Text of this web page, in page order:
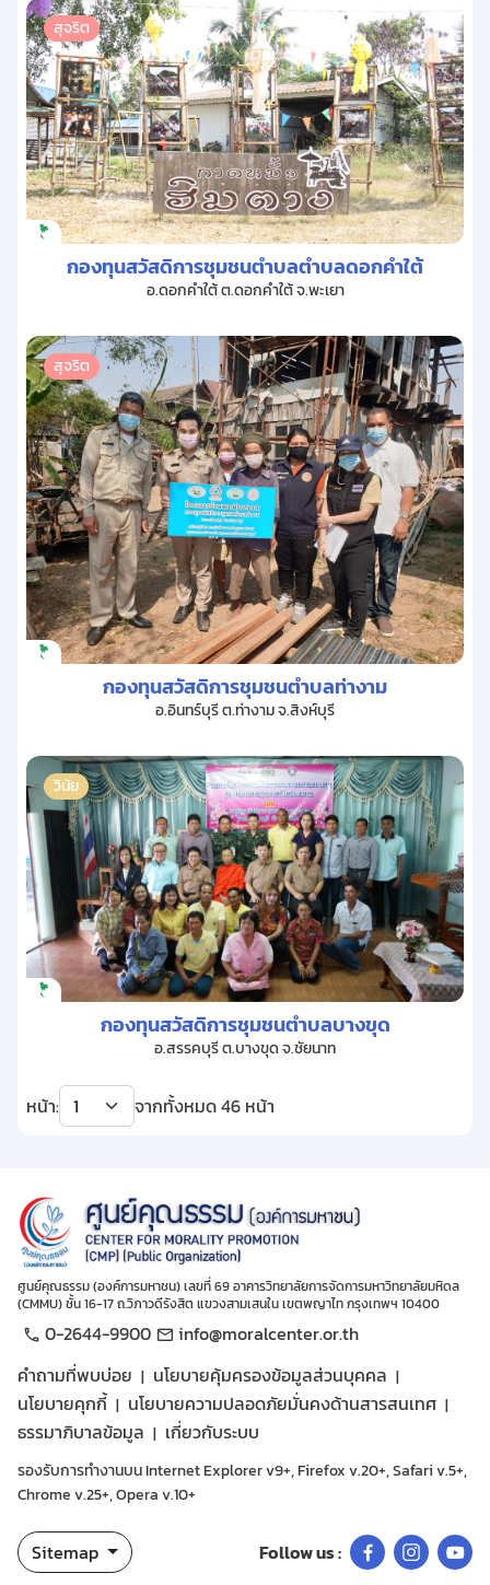
สุจริต
กองทุนสวัสดิการชุมชนตำบลตำบลดอกคำใต้
อ.ดอกคำใต้ ต.ดอกคำใต้ จ.พะเยา
สุจริต
กองทุนสวัสดิการชุมชนตำบลท่างาม
อ.อินทร์บุรี ต.ท่างาม จ.สิงห์บุรี
วินัย
กองทุนสวัสดิการชุมชนตำบลบางขุด
อ.สรรคบุรี ต.บางขุด จ.ชัยนาท
หน้า: จากทั้งหมด46 หน้า
ศูนย์คุณธรรม (องค์การมหาชน) เลขที่ 69 อาคารวิทยาลัยการจัดการมหาวิทยาลัยมหิดล
(CMMU) ชั้น 16-17 ถ.วิภาวดีรังสิต แขวงสามเสนใน เขตพญาไท กรุงเทพฯ 10400
0-2644-9900
info@moralcenter.or.th
คำถามที่พบบ่อย
นโยบายคุ้มครองข้อมูลส่วนบุคคล
นโยบายคุกกี้
นโยบายความปลอดภัยมั่นคงด้านสารสนเทศ
ธรรมาภิบาลข้อมูล
เกี่ยวกับระบบ
รองรับการทำงานบน Internet Explorer v9+, Firefox v.20+, Safari v.5+,
Chrome v.25+, Opera v.10+
Sitemap Follow us :